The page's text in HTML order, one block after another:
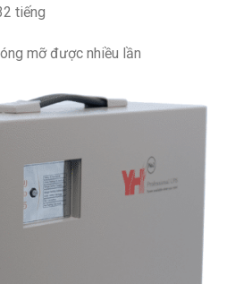
tiếng
mỡ được nhiều lần